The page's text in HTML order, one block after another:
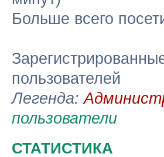
Больше всего
пользователей
Легенда:
пользователи
СТАТИСТИКА